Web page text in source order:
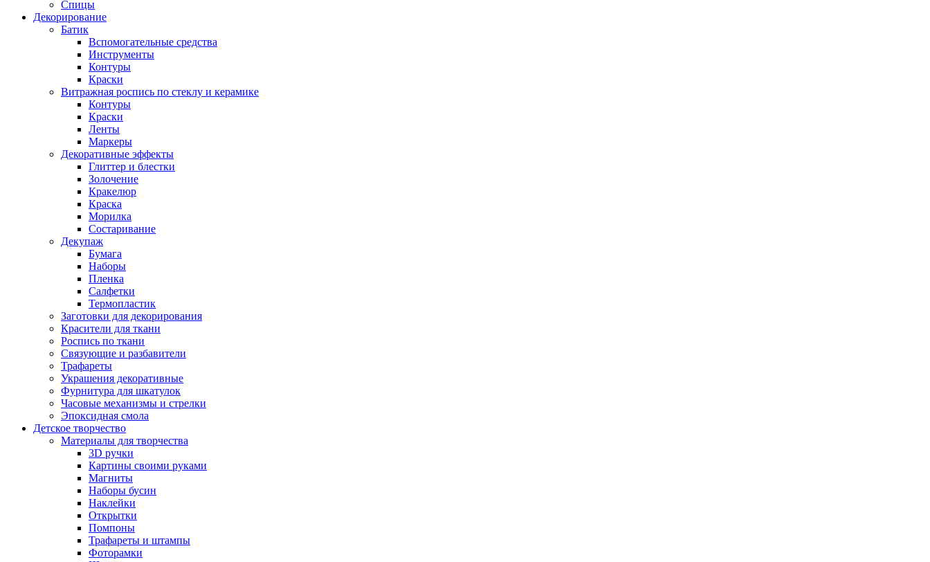
Спицы
Декорирование
Батик
Вспомогательные средства
Инструменты
Контуры
Краски
Витражная роспись по стеклу и керамике
Контуры
Краски
Ленты
Маркеры
Декоративные эффекты
Глиттер и блестки
Золочение
Кракелюр
Краска
Морилка
Состаривание
Декупаж
Бумага
Наборы
Пленка
Салфетки
Термопластик
Заготовки для декорирования
Красители для ткани
Роспись по ткани
Связующие и разбавители
Трафареты
Украшения декоративные
Фурнитура для шкатулок
Часовые механизмы и стрелки
Эпоксидная смола
Детское творчество
Материалы для творчества
3D ручки
Картины своими руками
Магниты
Наборы бусин
Наклейки
Открытки
Помпоны
Трафареты и штампы
Фоторамки